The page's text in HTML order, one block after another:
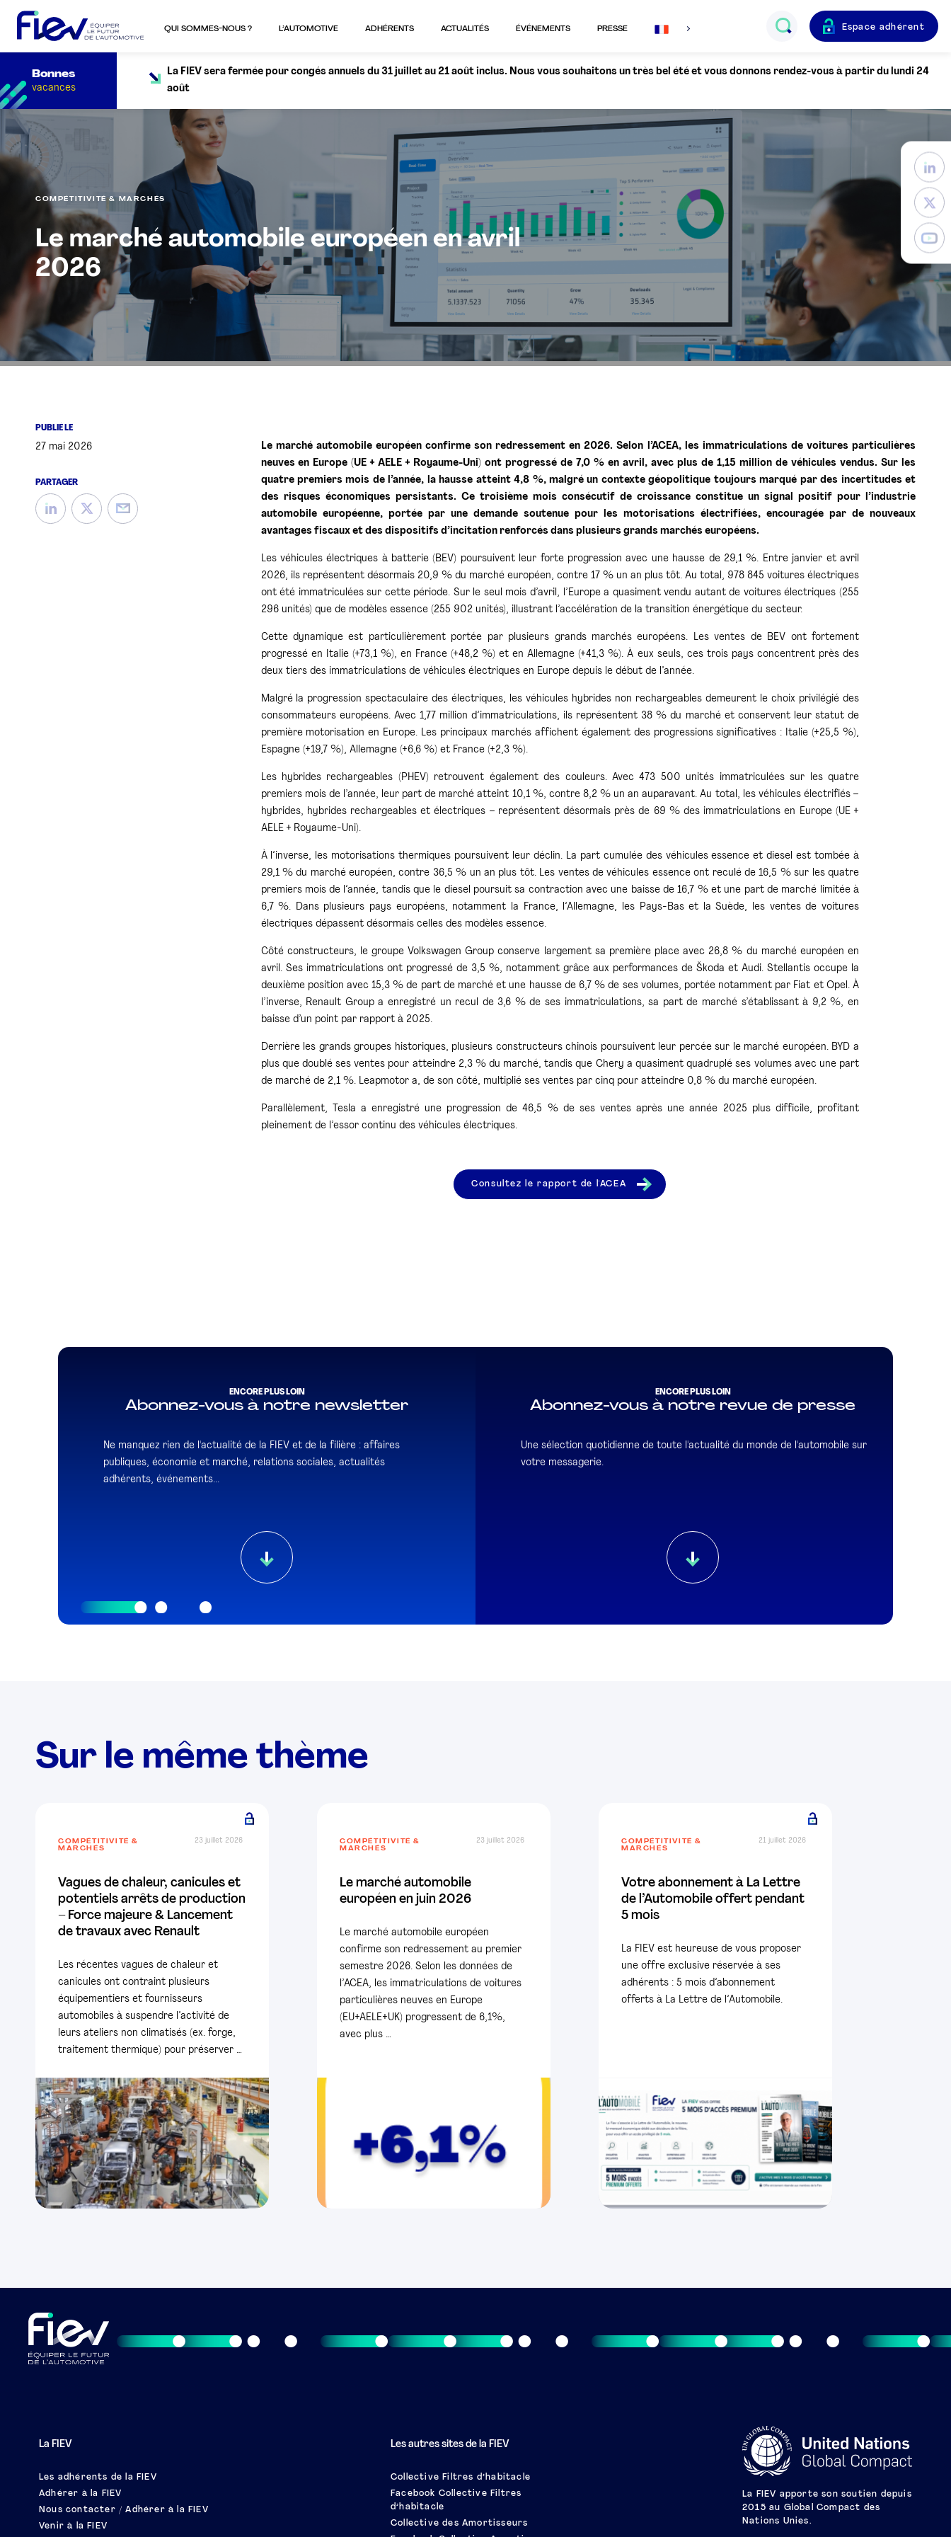
QUI SOMMES-NOUS ? L’AUTOMOTIVE ADHÉRENTS ACTUALITÉS ÉVÉNEMENTS PRESSE
Français
Espace adhérent
Bonnes
vacances
La FIEV sera fermée pour congés annuels du 31 juillet au 21 août inclus. Nous vous souhaitons un très bel été et vous donnons rendez-vous à partir du lundi 24
août
COMPÉTITIVITÉ & MARCHÉS
Le marché automobile européen en avril
2026
PUBLIÉ LE
27 mai 2026
PARTAGER
Le marché automobile européen confirme son redressement en 2026. Selon l’ACEA, les immatriculations de voitures particulières
neuves en Europe (UE + AELE + Royaume-Uni) ont progressé de 7,0 % en avril, avec plus de 1,15 million de véhicules vendus. Sur les
quatre premiers mois de l’année, la hausse atteint 4,8 %, malgré un contexte géopolitique toujours marqué par des incertitudes et
des risques économiques persistants. Ce troisième mois consécutif de croissance constitue un signal positif pour l’industrie
automobile européenne, portée par une demande soutenue pour les motorisations électrifiées, encouragée par de nouveaux
avantages fiscaux et des dispositifs d’incitation renforcés dans plusieurs grands marchés européens.
Les véhicules électriques à batterie (BEV) poursuivent leur forte progression avec une hausse de 29,1 %. Entre janvier et avril
2026, ils représentent désormais 20,9 % du marché européen, contre 17 % un an plus tôt. Au total, 978 845 voitures électriques
ont été immatriculées sur cette période. Sur le seul mois d’avril, l’Europe a quasiment vendu autant de voitures électriques (255
296 unités) que de modèles essence (255 902 unités), illustrant l’accélération de la transition énergétique du secteur.
Cette dynamique est particulièrement portée par plusieurs grands marchés européens. Les ventes de BEV ont fortement
progressé en Italie (+73,1 %), en France (+48,2 %) et en Allemagne (+41,3 %). À eux seuls, ces trois pays concentrent près des
deux tiers des immatriculations de véhicules électriques en Europe depuis le début de l’année.
Malgré la progression spectaculaire des électriques, les véhicules hybrides non rechargeables demeurent le choix privilégié des
consommateurs européens. Avec 1,77 million d’immatriculations, ils représentent 38 % du marché et conservent leur statut de
première motorisation en Europe. Les principaux marchés affichent également des progressions significatives : Italie (+25,5 %),
Espagne (+19,7 %), Allemagne (+6,6 %) et France (+2,3 %).
Les hybrides rechargeables (PHEV) retrouvent également des couleurs. Avec 473 500 unités immatriculées sur les quatre
premiers mois de l’année, leur part de marché atteint 10,1 %, contre 8,2 % un an auparavant. Au total, les véhicules électrifiés –
hybrides, hybrides rechargeables et électriques – représentent désormais près de 69 % des immatriculations en Europe (UE +
AELE + Royaume-Uni).
À l’inverse, les motorisations thermiques poursuivent leur déclin. La part cumulée des véhicules essence et diesel est tombée à
29,1 % du marché européen, contre 36,5 % un an plus tôt. Les ventes de véhicules essence ont reculé de 16,5 % sur les quatre
premiers mois de l’année, tandis que le diesel poursuit sa contraction avec une baisse de 16,7 % et une part de marché limitée à
6,7 %. Dans plusieurs pays européens, notamment la France, l’Allemagne, les Pays-Bas et la Suède, les ventes de voitures
électriques dépassent désormais celles des modèles essence.
Côté constructeurs, le groupe Volkswagen Group conserve largement sa première place avec 26,8 % du marché européen en
avril. Ses immatriculations ont progressé de 3,5 %, notamment grâce aux performances de Škoda et Audi. Stellantisoccupe la
deuxième position avec 15,3 % de part de marché et une hausse de 6,7 % de ses volumes, portée notamment par Fiat et Opel. À
l’inverse, Renault Groupa enregistré un recul de 3,6 % de ses immatriculations, sa part de marché s’établissant à 9,2 %, en
baisse d’un point par rapport à 2025.
Derrière les grands groupes historiques, plusieurs constructeurs chinois poursuivent leur percée sur le marché européen. BYD a
plus que doublé ses ventes pour atteindre 2,3 % du marché, tandis que Chery a quasiment quadruplé ses volumes avec une part
de marché de 2,1 %. Leapmotora, de son côté, multiplié ses ventes par cinq pour atteindre 0,8 % du marché européen.
Parallèlement, Tesla a enregistré une progression de 46,5 % de ses ventes après une année 2025 plus difficile, profitant
pleinement de l’essor continu des véhicules électriques.
Consultez le rapport de l'ACEA
ENCORE PLUS LOIN
Abonnez-vous à notre newsletter
Ne manquez rien de l'actualité de la FIEV et de la filière : affaires
publiques, économie et marché, relations sociales, actualités
adhérents, événements...
ENCORE PLUS LOIN
Abonnez-vous à notre revue de presse
Une sélection quotidienne de toute l'actualité du monde de l'automobile sur
votre messagerie.
Sur le même thème
COMPÉTITIVITÉ &
MARCHÉS
23 juillet 2026
Vagues de chaleur, canicules et
potentiels arrêts de production
– Force majeure & Lancement
de travaux avec Renault
Les récentes vagues de chaleur et
canicules ont contraint plusieurs
équipementiers et fournisseurs
automobiles à suspendre l’activité de
leurs ateliers non climatisés (ex. forge,
traitement thermique) pour préserver …
COMPÉTITIVITÉ &
MARCHÉS
23 juillet 2026
Le marché automobile
européen en juin 2026
Le marché automobile européen
confirme son redressement au premier
semestre 2026. Selon les données de
l’ACEA, les immatriculations de voitures
particulières neuves en Europe
(EU+AELE+UK) progressent de 6,1%,
avec plus …
COMPÉTITIVITÉ &
MARCHÉS
21 juillet 2026
Votre abonnement à La Lettre
de l’Automobile offert pendant
5 mois
La FIEV est heureuse de vous proposer
une offre exclusive réservée à ses
adhérents : 5 mois d’abonnement
offerts à La Lettre de l’Automobile.
La FIEV
Les adhérents de la FIEV
Adhérer à la FIEV
Nous contacter / Adhérer à la FIEV
Venir à la FIEV
Les autres sites de la FIEV
Collective Filtres d’habitacle
Facebook Collective Filtres
d’habitacle
Collective des Amortisseurs
La FIEV apporte son soutien depuis
2015 au Global Compact des
Nations Unies.